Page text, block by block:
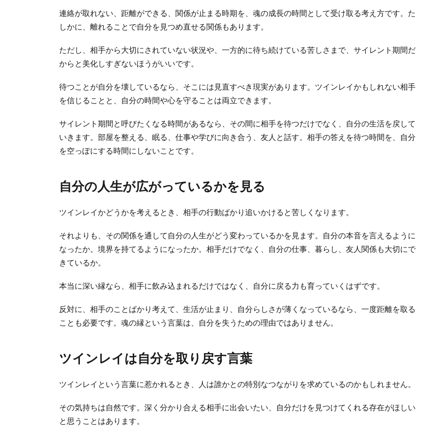
連絡が取れない、距離ができる、関係が止まる時期を、魂の成長の時間として受け取る考え方です。た
しかに、離れることで自分を見つめ直せる関係もあります。
ただし、相手から大切にされていない状況や、一方的に待ち続けている苦しさまで、サイレント期間だ
からと美化しすぎないほうがいいです。
待つことが自分を壊しているなら、そこには見直すべき現実があります。ツインレイかもしれない相手
を信じることと、自分の時間や心を守ることは両立できます。
サイレント期間と呼びたくなる時間があるなら、その間に相手を待つだけでなく、自分の生活を戻して
いきます。部屋を整える、眠る、仕事や学びに向き合う、友人と話す。相手の答えを待つ時間を、自分
を空っぽにする時間にしないことです。
自分の人生が広がっているかを見る
ツインレイかどうかを考えるとき、相手の行動ばかり追いかけると苦しくなります。
それよりも、その関係を通して自分の人生がどう変わっているかを見ます。自分の本音を言えるように
なったか。境界を持てるようになったか。相手だけでなく、自分の仕事、暮らし、友人関係も大切にで
きているか。
本当に深い縁なら、相手に飲み込まれるだけではなく、自分に戻る力も育っていくはずです。
反対に、相手のことばかり考えて、生活が止まり、自分らしさが薄くなっているなら、一度距離を取る
ことも必要です。魂の縁という言葉は、自分を失うための理由ではありません。
ツインレイは自分を取り戻す言葉
ツインレイという言葉に惹かれるとき、人は誰かとの特別なつながりを求めているのかもしれません。
その気持ちは自然です。深く分かり合える相手に出会いたい、自分だけを見つけてくれる存在がほしい
と思うことはあります。